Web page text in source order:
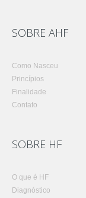
SOBRE AHF
Como Nasceu
Princípios
Finalidade
Contato
SOBRE HF
O que é HF
Diagnóstico